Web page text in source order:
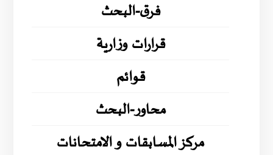
فرق-البحث
قرارات وزارية
قوائم
محاور-البحث
مركز المسابقات و الامتحانات